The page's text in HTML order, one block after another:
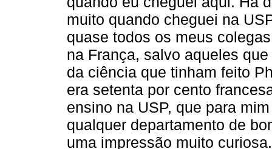
muito quando cheguei na
quase todos os meus
na França, salvo aqueles
da ciência que tinham feito
era setenta por cento
ensino na USP, que para
qualquer departamento de
uma impressão muito